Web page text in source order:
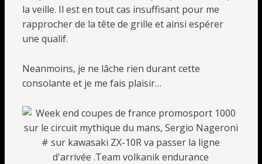
la veille. Il est en tout cas insuffisant pour me
rapprocher de la tête de grille et ainsi espérer
une qualif.
Neanmoins, je ne lâche rien durant cette
consolante et je me fais plaisir…